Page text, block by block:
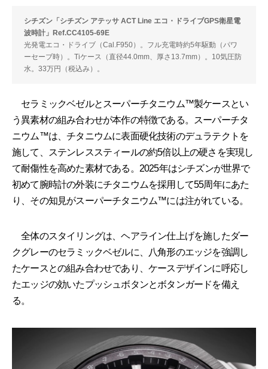
シチズン「シチズン アテッサ ACT Line エコ・ドライブGPS衛星電
波時計」Ref.CC4105-69E
光発電エコ・ドライブ（Cal.F950）。フル充電時約5年駆動（パワ
ーセーブ時）。Tiケース（直径44.0mm、厚さ13.7mm）。10気圧防
水。33万円（税込み）。
セラミックベゼルとスーパーチタニウム™️製ケースとい
う異素材の組み合わせが本作の特徴である。スーパーチタ
ニウム™️は、チタニウムに表面硬化技術のデュラテクトを
施して、ステンレススティールの約5倍以上の硬さを実現し
て耐傷性を高めた素材である。2025年はシチズンが世界で
初めて腕時計の外装にチタニウムを採用して55周年にあた
り、その知見がスーパーチタニウム™️には注がれている。
全体のスタイリングは、ヘアライン仕上げを施したダー
クグレーのセラミックベゼルに、八角形のエッジを強調し
たケースとの組み合わせであり、ケースデザインに呼応し
たエッジの効いたプッシュボタンとボタンガードを備え
る。